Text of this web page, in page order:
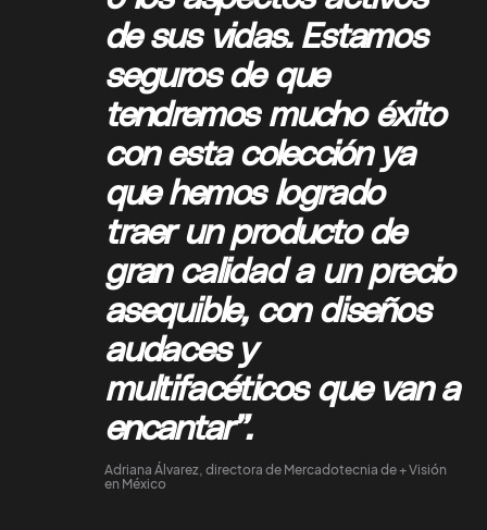
de sus vidas. Estamos
seguros de que
tendremos mucho éxito
con esta colección ya
que hemos logrado
traer un producto de
gran calidad a un precio
asequible, con diseños
audaces y
multifacéticos que van a
encantar”.
Adriana Álvarez, directora de Mercadotecnia de + Visión
en México